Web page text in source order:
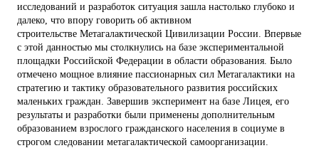
исследований и разработок ситуация зашла настолько глубоко и
далеко, что впору говорить об активном
строительстве Метагалактической Цивилизации России. Впервые
с этой данностью мы столкнулись на базе экспериментальной
площадки Российской Федерации в области образования. Было
отмечено мощное влияние пассионарных сил Метагалактики на
стратегию и тактику образовательного развития российских
маленьких граждан. Завершив эксперимент на базе Лицея, его
результаты и разработки были применены дополнительным
образованием взрослого гражданского населения в социуме в
строгом следовании метагалактической самоорганизации.